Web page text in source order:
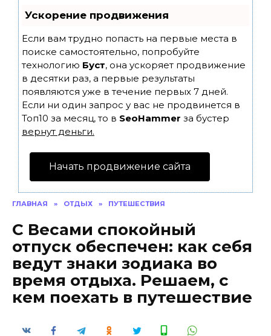
Ускорение продвижения
Если вам трудно попасть на первые места в
поиске самостоятельно, попробуйте
технологию Буст, она ускоряет продвижение
в десятки раз, а первые результаты
появляются уже в течение первых 7 дней.
Если ни один запрос у вас не продвинется в
Топ10 за месяц, то в SeoHammer за бустер
вернут деньги.
Начать продвижение сайта
ГЛАВНАЯ » ОТДЫХ » ПУТЕШЕСТВИЯ
С Весами спокойный
отпуск обеспечен: как себя
ведут знаки зодиака во
время отдыха. Решаем, с
кем поехать в путешествие